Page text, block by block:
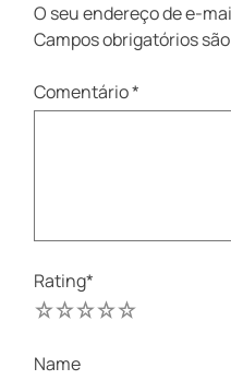
O seu endereço de e-
Campos obrigatórios
Comentário*
Rating*
5
4
3
2
Name